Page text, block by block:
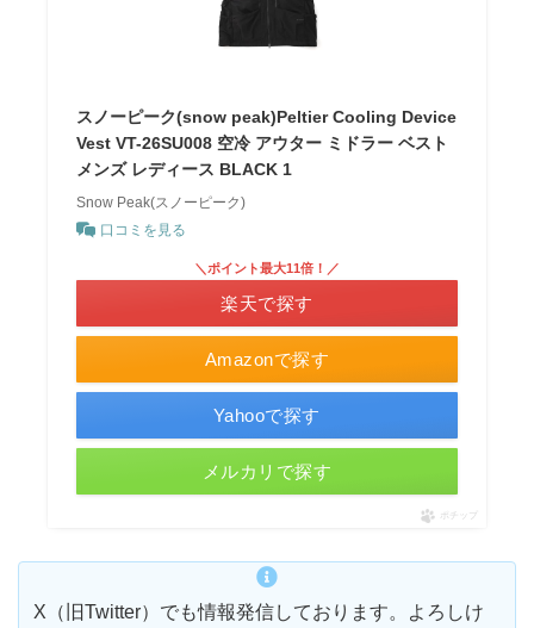
スノーピーク(snow peak)Peltier Cooling Device
Vest VT-26SU008 空冷 アウター ミドラー ベスト
メンズ レディース BLACK 1
Snow Peak(スノーピーク)
口コミを見る
Amazonで探す
＼ポイント最大11倍！／
楽天で探す
Yahooで探す
メルカリで探す
ポチップ
X（旧Twitter）でも情報発信しております。よろしけ